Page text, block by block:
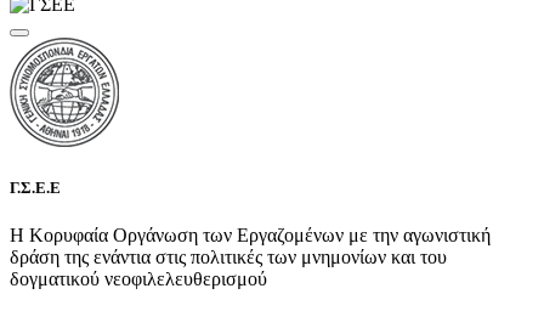
Γ.Σ.Ε.Ε
Η Κορυφαία Οργάνωση των Εργαζομένων με την αγωνιστική
δράση της ενάντια στις πολιτικές των μνημονίων και του
δογματικού νεοφιλελευθερισμού